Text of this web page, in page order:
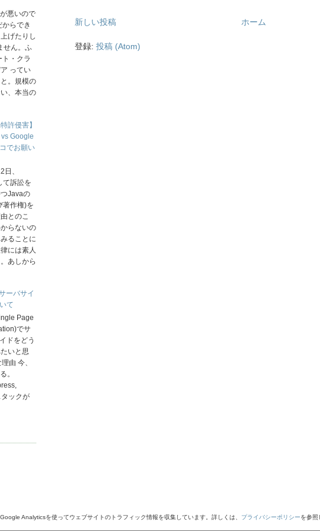
新しい投稿 ホーム
登録: 投稿 (Atom)
悪いので
らでき
げたりし
せん。ふ
ト・クラ
ってい
。規模の
、本当の
許侵害】
Google
でお願い
、
て訴訟を
Javaの
著作権)を
とのこ
らないの
ることに
には素人
あしから
ーバサイ
て
Page
でサ
ドをどう
いと思
由 今、
。
ックが
Analyticsを使ってウェブサイトのトラフィック情報を収集しています。詳しくは、 プライバシーポリシーを参照